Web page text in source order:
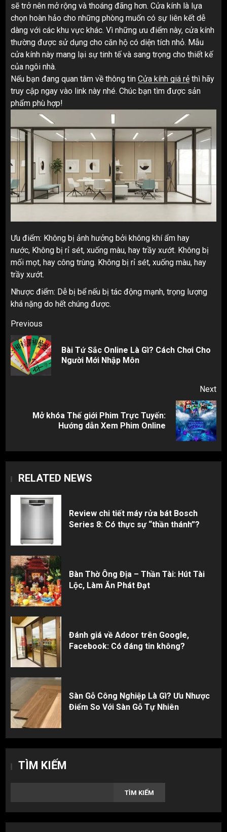
sẽ trở nên mở rộng và thoáng đãng hơn. Cửa kính là lựa
chọn hoàn hảo cho những phòng muốn có sự liên kết dễ
dàng với các khu vực khác. Vì những ưu điểm này, cửa kính
thường được sử dụng cho căn hộ có diện tích nhỏ. Mẫu
cửa kính này mang lại sự tinh tế và sang trọng cho thiết kế
của ngôi nhà.
Nếu bạn đang quan tâm về thông tin Cửa kính giá rẻ thì hãy
truy cập ngay vào link này nhé. Chúc bạn tìm được sản
phẩm phù hợp!
Ưu điểm: Không bị ảnh hưởng bởi không khí ẩm hay
nước, Không bị rỉ sét, xuống màu, hay trầy xướt. Không bị
mối mọt, hay công trùng. Không bị rỉ sét, xuống màu, hay
trầy xướt.
Nhược điểm: Dễ bị bể nếu bị tác động mạnh, trọng lượng
khá nặng do hết chúng được.
Post
navigation
Previous
Bài Tứ Sắc Online Là Gì? Cách Chơi Cho
Người Mới Nhập Môn
Next
Mở khóa Thế giới Phim Trực Tuyến:
Hướng dẫn Xem Phim Online
RELATED NEWS
Review chi tiết máy rửa bát Bosch
Series 8: Có thực sự “thần thánh”?
Bàn Thờ Ông Địa – Thần Tài: Hút Tài
Lộc, Làm Ăn Phát Đạt
Đánh giá về Adoor trên Google,
Facebook: Có đáng tin không?
Sàn Gỗ Công Nghiệp Là Gì? Ưu Nhược
Điểm So Với Sàn Gỗ Tự Nhiên
TÌM KIẾM
TÌM KIẾM